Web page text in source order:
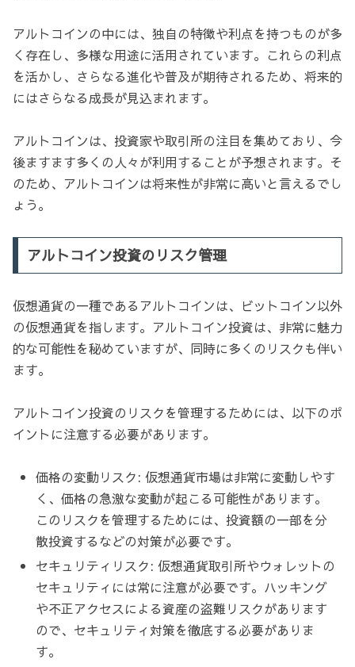
アルトコインの中には、独自の特徴や利点を持つものが多
く存在し、多様な用途に活用されています。これらの利点
を活かし、さらなる進化や普及が期待されるため、将来的
にはさらなる成長が見込まれます。
アルトコインは、投資家や取引所の注目を集めており、今
後ますます多くの人々が利用することが予想されます。そ
のため、アルトコインは将来性が非常に高いと言えるでし
ょう。
アルトコイン投資のリスク管理
仮想通貨の一種であるアルトコインは、ビットコイン以外
の仮想通貨を指します。アルトコイン投資は、非常に魅力
的な可能性を秘めていますが、同時に多くのリスクも伴い
ます。
アルトコイン投資のリスクを管理するためには、以下のポ
イントに注意する必要があります。
価格の変動リスク: 仮想通貨市場は非常に変動しやす
く、価格の急激な変動が起こる可能性があります。
このリスクを管理するためには、投資額の一部を分
散投資するなどの対策が必要です。
セキュリティリスク: 仮想通貨取引所やウォレットの
セキュリティには常に注意が必要です。ハッキング
や不正アクセスによる資産の盗難リスクがあります
ので、セキュリティ対策を徹底する必要がありま
す。